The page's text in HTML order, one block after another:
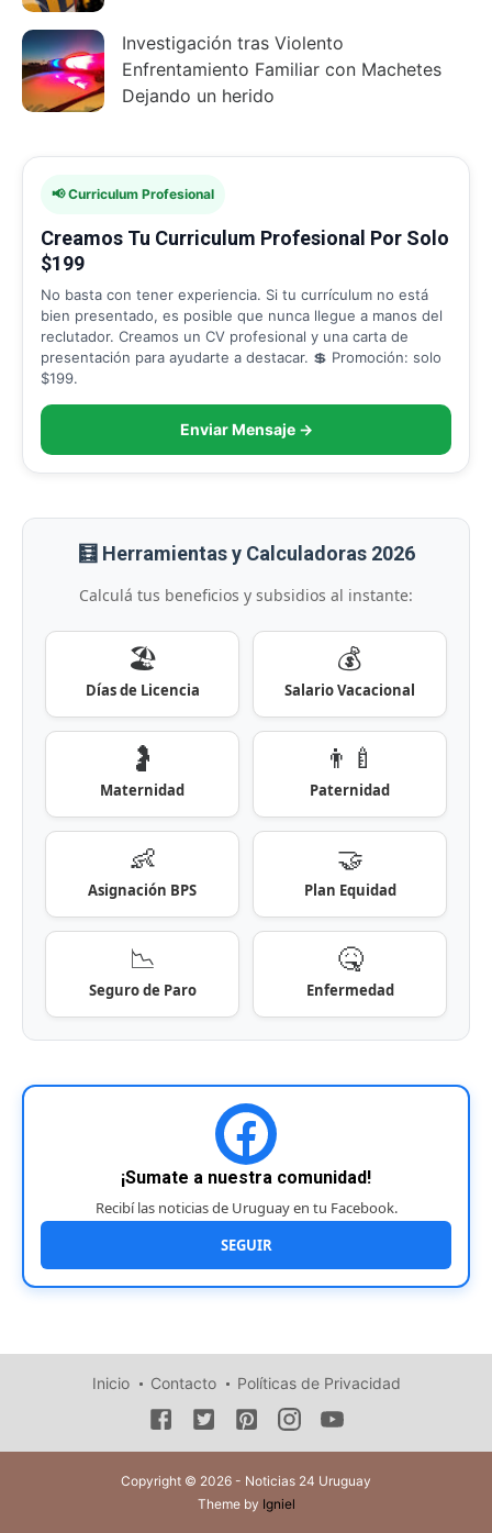
Investigación tras Violento
Enfrentamiento Familiar con Machetes
Dejando un herido
📢 Curriculum Profesional
Creamos Tu Curriculum Profesional Por Solo
$199
No basta con tener experiencia. Si tu currículum no está
bien presentado, es posible que nunca llegue a manos del
reclutador. Creamos un CV profesional y una carta de
presentación para ayudarte a destacar. 💲 Promoción: solo
$199.
Enviar Mensaje →
🧮 Herramientas y Calculadoras 2026
Calculá tus beneficios y subsidios al instante:
🏖️
Días de Licencia
💰
Salario Vacacional
🤰
Maternidad
👨‍🍼
Paternidad
👶
Asignación BPS
🤝
Plan Equidad
📉
Seguro de Paro
🤒
Enfermedad
¡Sumate a nuestra comunidad!
Recibí las noticias de Uruguay en tu Facebook.
SEGUIR
Inicio Contacto Políticas de Privacidad
Copyright © 2026 - Noticias 24 Uruguay
Theme by Igniel